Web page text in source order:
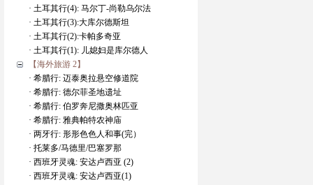
· 土耳其行(4): 马尔丁-尚勒乌尔法
· 土耳其行(3):大库尔德斯坦
· 土耳其行(2):卡帕多奇亚
· 土耳其行(1): 儿媳妇是库尔德人
【海外旅游 2】
· 希腊行: 迈泰奥拉悬空修道院
· 希腊行: 德尔菲圣地遗址
· 希腊行: 伯罗奔尼撒奥林匹亚
· 希腊行: 雅典帕特农神庙
· 两牙行: 形形色色人和事(完）
· 托莱多/马德里/巴塞罗那
· 西班牙灵魂: 安达卢西亚 (2)
· 西班牙灵魂: 安达卢西亚(1)